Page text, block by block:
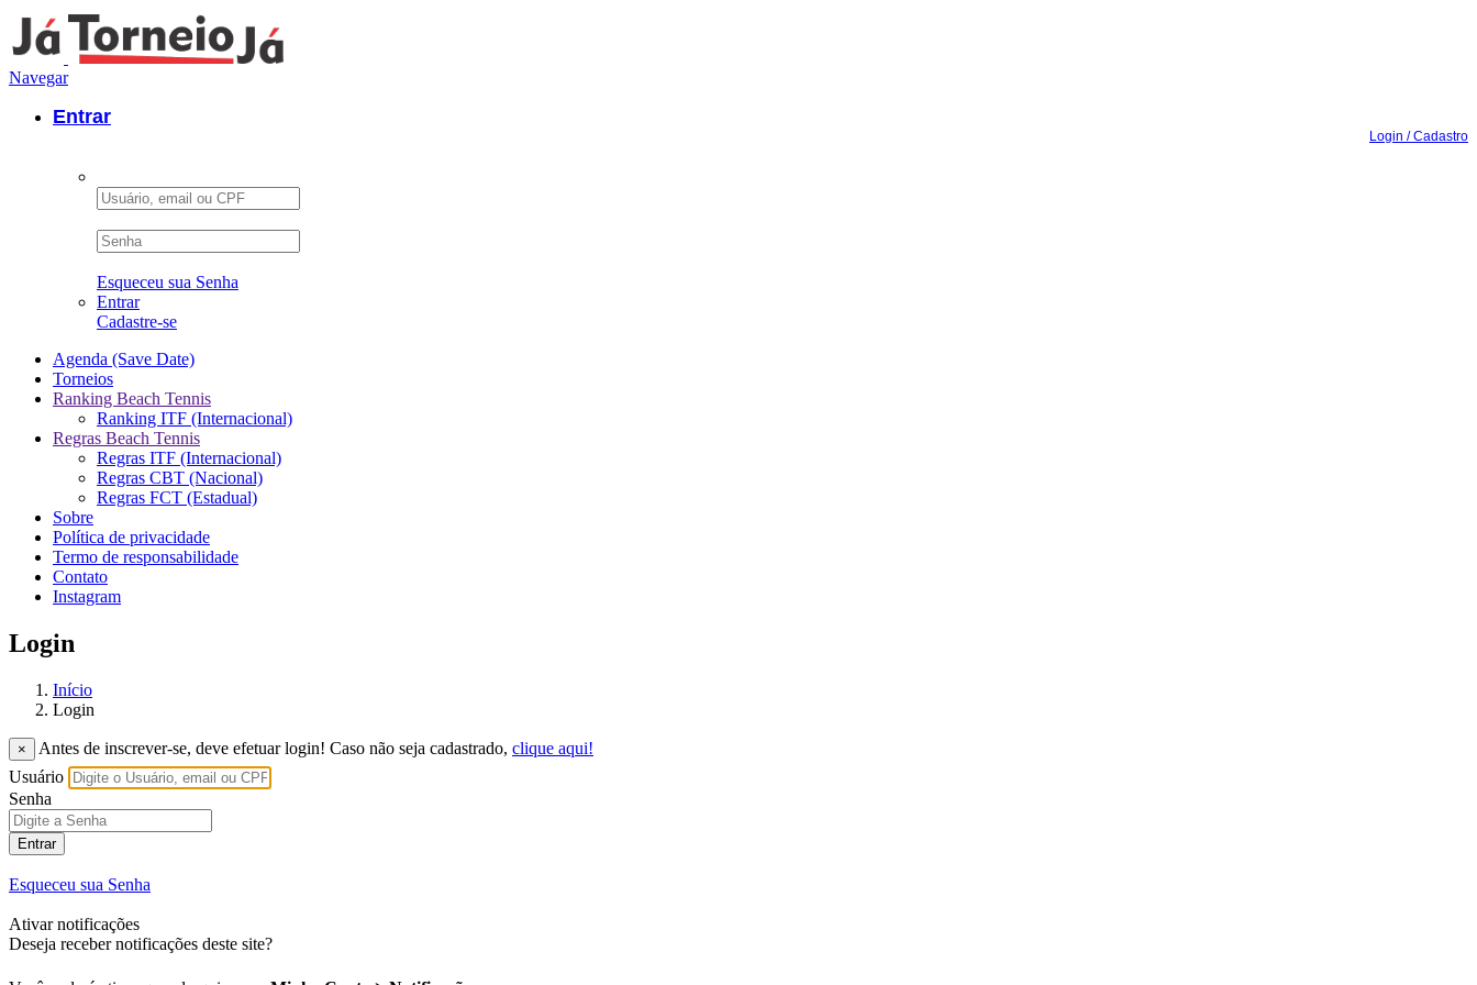
Navegar
Entrar
Login / Cadastro
Esqueceu sua Senha
Entrar
Cadastre-se
Agenda (Save Date)
Torneios
Ranking Beach Tennis
Ranking ITF (Internacional)
Regras Beach Tennis
Regras ITF (Internacional)
Regras CBT (Nacional)
Regras FCT (Estadual)
Sobre
Política de privacidade
Termo de responsabilidade
Contato
Instagram
Login
Início
Login
× Antes de inscrever-se, deve efetuar login! Caso não seja cadastrado, clique aqui!
Usuário
Senha
Entrar
Esqueceu sua Senha
Ativar notificações
Deseja receber notificações deste site?